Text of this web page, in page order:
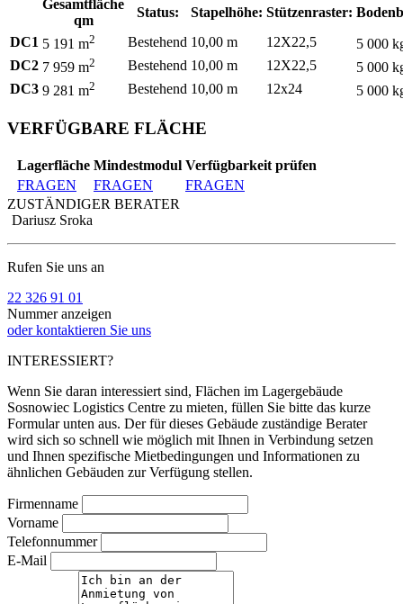
Gesamtfläche
qm
Status: Stapelhöhe: Stützenraster:
DC1 5 191 m2 Bestehend 10,00 m 12X22,5
5 000
DC2 7 959 m2 Bestehend 10,00 m 12X22,5
5 000
DC3 9 281 m2 Bestehend 10,00 m 12x24 5 000
VERFÜGBARE FLÄCHE
Lagerfläche Mindestmodul Verfügbarkeit prüfen
FRAGEN
FRAGEN
FRAGEN
ZUSTÄNDIGER BERATER
Dariusz Sroka
Rufen Sie uns an
22 326 91 01
Nummer anzeigen
oder kontaktieren Sie uns
INTERESSIERT?
Wenn Sie daran interessiert sind, Flächen im Lagergebäude
Sosnowiec Logistics Centre zu mieten, füllen Sie bitte das kurze
Formular unten aus. Der für dieses Gebäude zuständige Berater
wird sich so schnell wie möglich mit Ihnen in Verbindung setzen
und Ihnen spezifische Mietbedingungen und Informationen zu
ähnlichen Gebäuden zur Verfügung stellen.
Firmenname
Vorname
Telefonnummer
E-Mail